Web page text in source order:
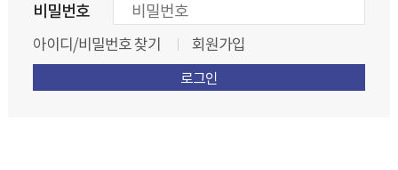
비밀번호
아이디/비밀번호 찾기 회원가입